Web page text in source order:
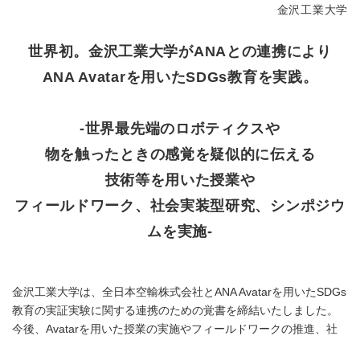
金沢工業大学
世界初。金沢工業大学がANAとの連携により
ANA Avatarを用いたSDGs教育を実践。
-世界最先端のロボティクスや
物を触ったときの感覚を疑似的に伝える
技術等を用いた授業や
フィールドワーク、社会実装型研究、シンポジウ
ムを実施-
金沢工業大学は、全日本空輸株式会社とANA Avatarを用いたSDGs
教育の実証実験に関する連携のための覚書を締結いたしました。
今後、Avatarを用いた授業の実施やフィールドワークの推進、社